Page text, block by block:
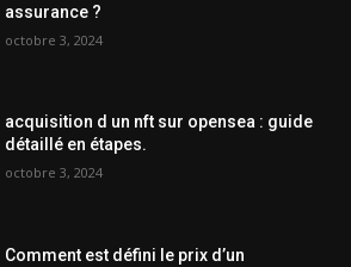
assurance ?
octobre 3, 2024
acquisition d un nft sur opensea : guide
détaillé en étapes.
octobre 3, 2024
Comment est défini le prix d’un